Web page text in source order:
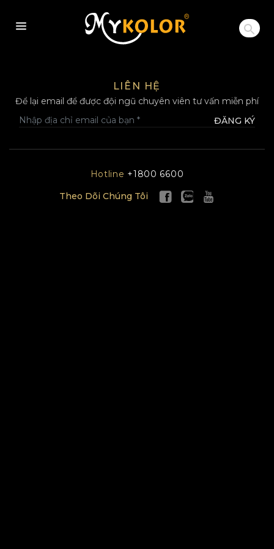
MYKOLOR
LIÊN HỆ
Để lại email để được đội ngũ chuyên viên tư vấn miễn phí
ĐĂNG KÝ
Hotline +1800 6600
Theo Dõi Chúng Tôi